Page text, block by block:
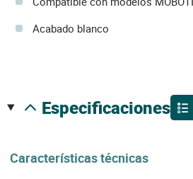
Acabado blanco
especificaciones
Características técnicas